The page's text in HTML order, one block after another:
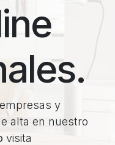
y
alta en nuestro
visita